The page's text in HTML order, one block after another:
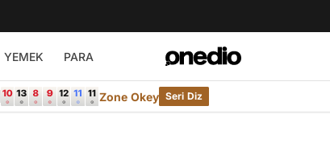
YEMEK PARA
Zone Okey Seri Diz